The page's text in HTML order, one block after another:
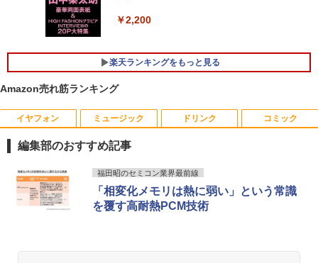
ソコン 中古パソコン 中古 Office付き バ
Pro NEC VersaPro VKT16XZG4 Core i5
8GB 15.6インチ 中古 パソコン ノートパ
【★最大100%ポイント】Lenovo Think
Pad L580/L590/第8世代 Core i5 /メモ
リ:8GB/16GB/32GB/SSD:256GB/512G
B/1TB/15.6型/Webカメラ/WIFI/無線LA
N/Bluetooth/HDMI/USB Type-C/中古 パ
ソコン 中古PC 中古ノートパソコン Win
￥31,800
料無料】pcモニター (ケーブル付）
ルHD(1920×1080) /ワイド］ ブラック
KH-A221DB
￥2,200
楽天ランキングをもっと見る
Amazon売れ筋ランキング
イヤフォン
Anker Soundcore P40i オフホワイト
￥7,990
ミュージック
BRUCE WAYNE feat. Flo Milli, ATL Jacob
￥250
ドリンク
by Amazon 天然水 ラベルレス 500ml ×24本
ウォーター ペットボトル 静岡県産 500ミリリ
ットル (Smart Basic)
コミック
薬屋のひとりごと 17巻 (デジタル版ビッグガ
￥770
編集部のおすすめ記事
福田昭のセミコン業界最前線
「相変化メモリは熱に弱い」という常識
を覆す高耐熱PCM技術